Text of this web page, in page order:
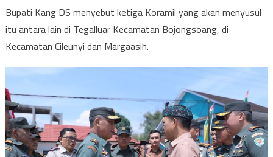
Bupati Kang DS menyebut ketiga Koramil yang akan menyusul
itu antara lain di Tegalluar Kecamatan Bojongsoang, di
Kecamatan Cileunyi dan Margaasih.